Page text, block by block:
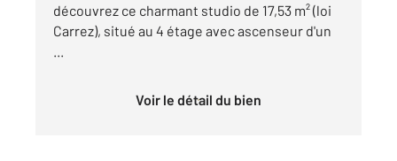
découvrez ce charmant studio de 17,53 m² (loi
Carrez), situé au 4 étage avec ascenseur d'un
Voir le détail du bien